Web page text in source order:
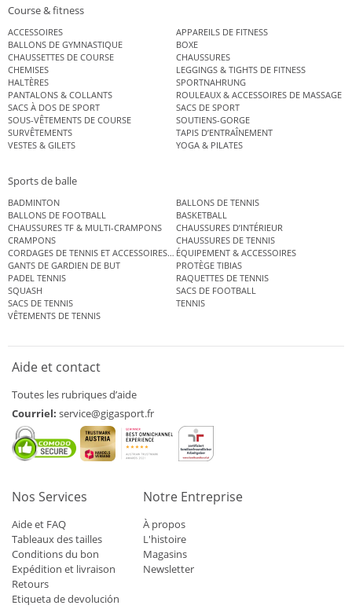
Course & fitness
ACCESSOIRES
APPAREILS DE FITNESS
BALLONS DE GYMNASTIQUE
BOXE
CHAUSSETTES DE COURSE
CHAUSSURES
CHEMISES
LEGGINGS & TIGHTS DE FITNESS
HALTÈRES
SPORTNAHRUNG
PANTALONS & COLLANTS
ROULEAUX & ACCESSOIRES DE MASSAGE
SACS À DOS DE SPORT
SACS DE SPORT
SOUS-VÊTEMENTS DE COURSE
SOUTIENS-GORGE
SURVÊTEMENTS
TAPIS D’ENTRAÎNEMENT
VESTES & GILETS
YOGA & PILATES
Sports de balle
BADMINTON
BALLONS DE TENNIS
BALLONS DE FOOTBALL
BASKETBALL
CHAUSSURES TF & MULTI-CRAMPONS
CHAUSSURES D’INTÉRIEUR
CRAMPONS
CHAUSSURES DE TENNIS
CORDAGES DE TENNIS ET ACCESSOIRES DE TENNISÉQUIPEMENT & ACCESSOIRES
GANTS DE GARDIEN DE BUT
PROTÈGE TIBIAS
PADEL TENNIS
RAQUETTES DE TENNIS
SQUASH
SACS DE FOOTBALL
SACS DE TENNIS
TENNIS
VÊTEMENTS DE TENNIS
Aide et contact
Toutes les rubriques d’aide
Courriel: service@gigasport.fr
Nos Services
Aide et FAQ
Tableaux des tailles
Conditions du bon
Expédition et livraison
Retours
Etiqueta de devolución
Notre Entreprise
À propos
L'histoire
Magasins
Newsletter